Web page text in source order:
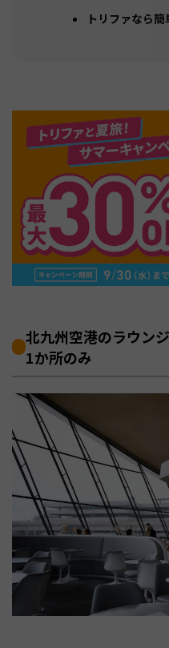
トリファなら
北九州空港のラウン
1か所のみ